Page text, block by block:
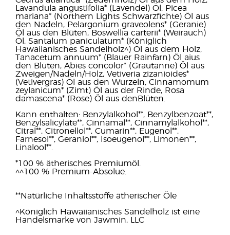
Lavandula angustifolia* (Lavendel) Öl, Picea
mariana* (Northern Lights Schwarzfichte) Öl aus
den Nadeln, Pelargonium graveolens* (Geranie)
Öl aus den Blüten, Boswellia carterii* (Weirauch)
Öl, Santalum paniculatum* (Königlich
Hawaiianisches Sandelholz^) Öl aus dem Holz,
Tanacetum annuum* (Blauer Rainfarn) Öl aius
den Blüten, Abies concolor* (Grautanne) Öl aus
Zweigen/Nadeln/Holz, Vetiveria zizanioides*
(Vetivergras) Öl aus den Wurzeln, Cinnamomum
zeylanicum* (Zimt) Öl aus der Rinde, Rosa
damascena* (Rose) Öl aus denBlüten.
Kann enthalten: Benzylalkohol**, Benzylbenzoat**,
Benzylsalicylate**, Cinnamal**, Cinnamylalkohol**,
Citral**, Citronellol**, Cumarin**, Eugenol**,
Farnesol**, Geraniol**, Isoeugenol**, Limonen**,
Linalool**.
*100 % ätherisches Premiumöl.
^^100 % Premium-Absolue.
**Natürliche Inhaltsstoffe ätherischer Öle
^Königlich Hawaiianisches Sandelholz ist eine
Handelsmarke von Jawmin, LLC